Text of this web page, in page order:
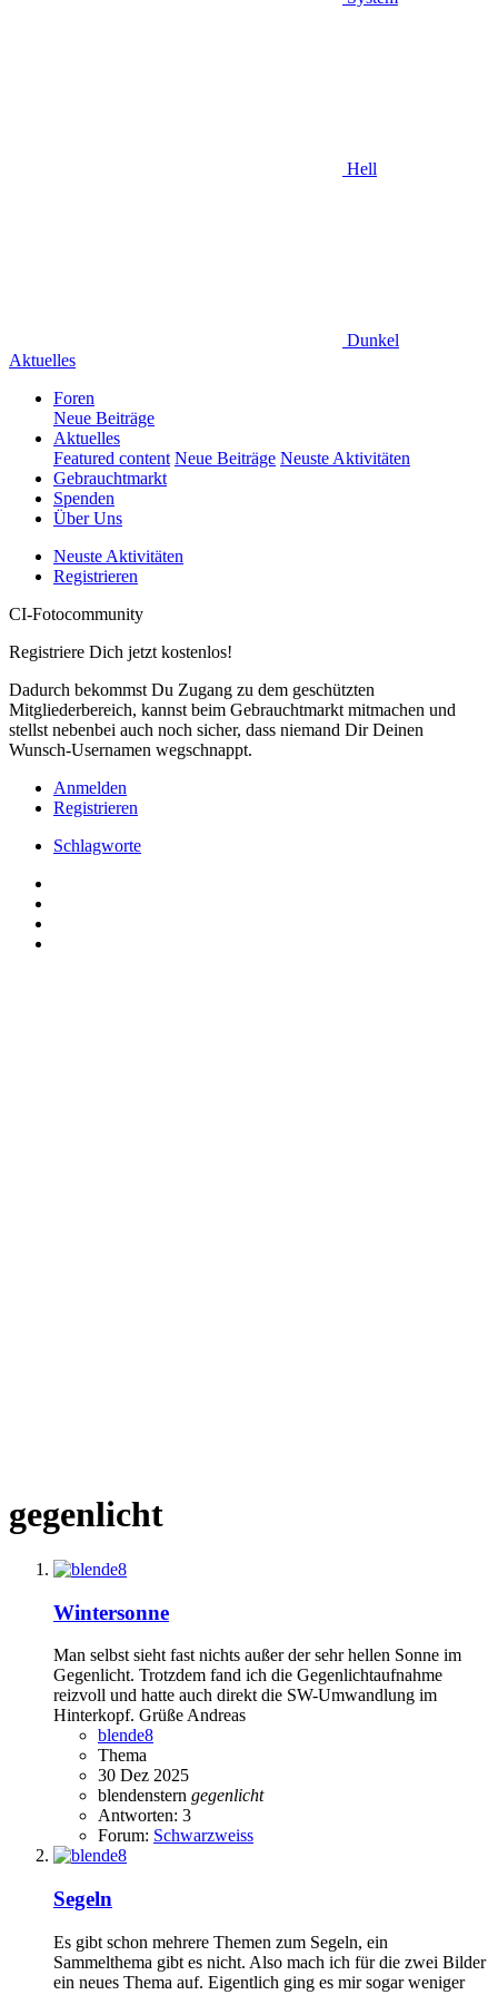
Hell
Dunkel
Aktuelles
Foren
Neue Beiträge
Aktuelles
Featured content Neue Beiträge Neuste Aktivitäten
Gebrauchtmarkt
Spenden
Über Uns
Neuste Aktivitäten
Registrieren
CI-Fotocommunity
Registriere Dich jetzt kostenlos!
Dadurch bekommst Du Zugang zu dem geschützten
Mitgliederbereich, kannst beim Gebrauchtmarkt mitmachen und
stellst nebenbei auch noch sicher, dass niemand Dir Deinen
Wunsch-Usernamen wegschnappt.
Anmelden
Registrieren
Schlagworte
gegenlicht
Wintersonne
Man selbst sieht fast nichts außer der sehr hellen Sonne im
Gegenlicht. Trotzdem fand ich die Gegenlichtaufnahme
reizvoll und hatte auch direkt die SW-Umwandlung im
Hinterkopf. Grüße Andreas
blende8
Thema
30 Dez 2025
blendenstern gegenlicht
Antworten: 3
Forum: Schwarzweiss
Segeln
Es gibt schon mehrere Themen zum Segeln, ein
Sammelthema gibt es nicht. Also mach ich für die zwei Bilder
ein neues Thema auf. Eigentlich ging es mir sogar weniger